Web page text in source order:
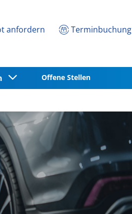
anfordern Terminbuchung
Offene Stellen